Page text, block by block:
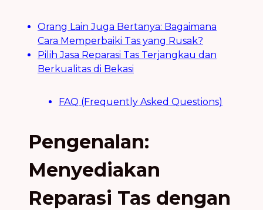
Orang Lain Juga Bertanya: Bagaimana
Cara Memperbaiki Tas yang Rusak?
Pilih Jasa Reparasi Tas Terjangkau dan
Berkualitas di Bekasi
FAQ (Frequently Asked Questions)
Pengenalan:
Menyediakan
Reparasi Tas dengan